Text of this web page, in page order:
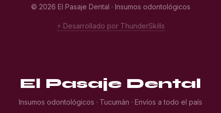
© 2026 El Pasaje Dental · Insumos odontológicos
⚡ Desarrollado por ThunderSkills
El Pasaje Dental
Insumos odontológicos · Tucumán · Envíos a todo el país